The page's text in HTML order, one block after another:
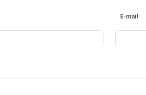
E-mail